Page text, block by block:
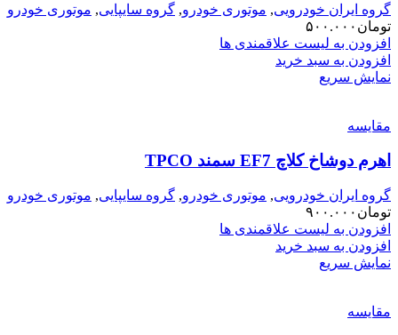
گروه ایران خودرویی, موتوری خودرو, گروه سایپایی, موتوری خودرو
تومان ۵۰۰.۰۰۰
افزودن به لیست علاقمندی ها
افزودن به سبد خرید
نمایش سریع
مقایسه
اهرم دوشاخ کلاچ EF7 سمند TPCO
گروه ایران خودرویی, موتوری خودرو, گروه سایپایی, موتوری خودرو
تومان ۹۰۰.۰۰۰
افزودن به لیست علاقمندی ها
افزودن به سبد خرید
نمایش سریع
مقایسه